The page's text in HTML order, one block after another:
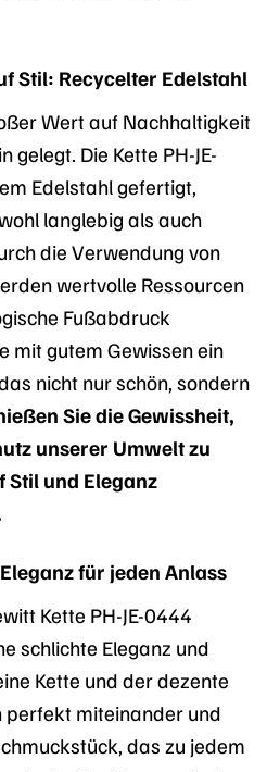
Stil: Recycelter Edelstahl
Wert auf Nachhaltigkeit
Die Kette PH-JE-
Edelstahl gefertigt,
langlebig als auch
die Verwendung von
wertvolle Ressourcen
Fußabdruck
mit gutem Gewissen ein
nicht nur schön, sondern
Sie die Gewissheit,
unserer Umwelt zu
Stil und Eleganz
für jeden Anlass
Kette PH-JE-0444
schlichte Eleganz und
Kette und der dezente
perfekt miteinander und
das zu jedem